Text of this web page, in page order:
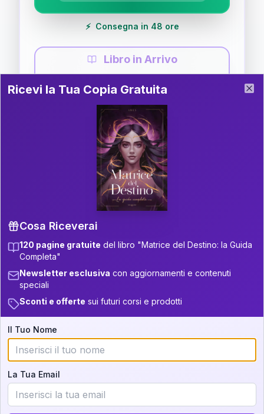
⚡ Consegna in 48 ore
Libro in Arrivo
Guida completa di Coppia
Il libro è in fase di scrittura. Iscriviti alla newsletter
per ricevere aggiornamenti!
P.S. Interpretazione parziale
gratuita
Scorri più in basso per vedere
un'interpretazione parziale gratuita della tua
Iscriviti alla newsletter per ricevere
aggiornamenti quando sarà disponibile.
Cosa scoprirete nella vostra
interpretazione:
💕 Come rafforzare la vostra unione
Ricevi la Tua Copia Gratuita del Libro
Ricevi la Tua Copia Gratuita
Cosa Riceverai
120 pagine gratuite del libro "Matrice del Destino: la Guida
Completa"
Newsletter esclusiva con aggiornamenti e contenuti
speciali
Sconti e offerte sui futuri corsi e prodotti
Il Tuo Nome
La Tua Email